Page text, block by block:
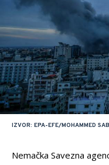
IZVOR: EPA-EFE/MOHAMMED
Nemačka Savezna